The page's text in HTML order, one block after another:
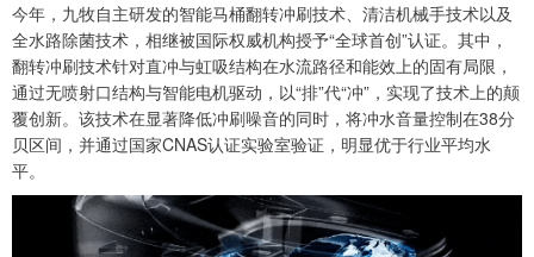
今年，九牧自主研发的智能马桶翻转冲刷技术、清洁机械手技术以及
全水路除菌技术，相继被国际权威机构授予“全球首创”认证。其中，
翻转冲刷技术针对直冲与虹吸结构在水流路径和能效上的固有局限，
通过无喷射口结构与智能电机驱动，以“排”代“冲”，实现了技术上的颠
覆创新。该技术在显著降低冲刷噪音的同时，将冲水音量控制在38分
贝区间，并通过国家CNAS认证实验室验证，明显优于行业平均水
平。